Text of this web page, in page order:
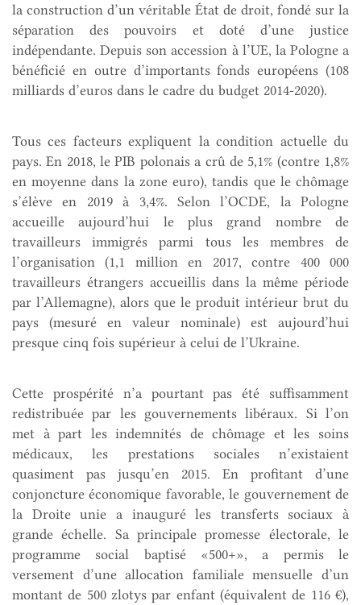
la construction d’un véritable État de droit, fondé sur la
séparation des pouvoirs et doté d’une justice
indépendante. Depuis son accession à l’UE, la Pologne a
bénéficié en outre d’importants fonds européens (108
milliards d’euros dans le cadre du budget 2014-2020).
Tous ces facteurs expliquent la condition actuelle du
pays. En 2018, le PIB polonais a crû de 5,1% (contre 1,8%
en moyenne dans la zone euro), tandis que le chômage
s’élève en 2019 à 3,4%. Selon l’OCDE, la Pologne
accueille aujourd’hui le plus grand nombre de
travailleurs immigrés parmi tous les membres de
l’organisation (1,1 million en 2017, contre 400 000
travailleurs étrangers accueillis dans la même période
par l’Allemagne), alors que le produit intérieur brut du
pays (mesuré en valeur nominale) est aujourd’hui
presque cinq fois supérieur à celui de l’Ukraine.
Cette prospérité n’a pourtant pas été suffisamment
redistribuée par les gouvernements libéraux. Si l’on
met à part les indemnités de chômage et les soins
médicaux, les prestations sociales n’existaient
quasiment pas jusqu’en 2015. En profitant d’une
conjoncture économique favorable, le gouvernement de
la Droite unie a inauguré les transferts sociaux à
grande échelle. Sa principale promesse électorale, le
programme social baptisé «500+», a permis le
versement d’une allocation familiale mensuelle d’un
montant de 500 zlotys par enfant (équivalent de 116 €),